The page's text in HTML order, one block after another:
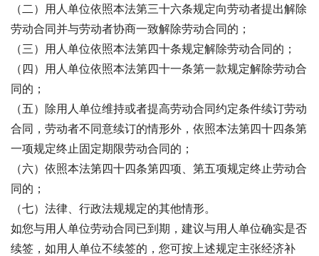
（二）用人单位依照本法第三十六条规定向劳动者提出解除
劳动合同并与劳动者协商一致解除劳动合同的；
（三）用人单位依照本法第四十条规定解除劳动合同的；
（四）用人单位依照本法第四十一条第一款规定解除劳动合
同的；
（五）除用人单位维持或者提高劳动合同约定条件续订劳动
合同，劳动者不同意续订的情形外，依照本法第四十四条第
一项规定终止固定期限劳动合同的；
（六）依照本法第四十四条第四项、第五项规定终止劳动合
同的；
（七）法律、行政法规规定的其他情形。
如您与用人单位劳动合同已到期，建议与用人单位确实是否
续签，如用人单位不续签的，您可按上述规定主张经济补